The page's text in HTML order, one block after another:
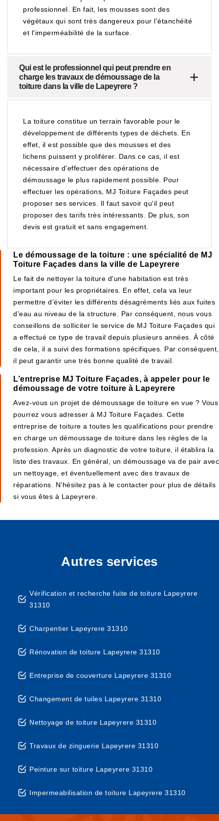
professionnel. En fait, les mousses sont des
végétaux qui sont très dangereux pour l'étanchéité
et l'imperméabilité de la surface.
Qui est le professionnel qui peut prendre en
charge les travaux de démoussage de la
toiture dans la ville de Lapeyrere ?
La toiture constitue un terrain favorable pour le
développement de différents types de déchets. En
effet, il est possible que des mousses et des
lichens puissent y proliférer. Dans ce cas, il est
nécessaire d'effectuer des opérations de
démoussage le plus rapidement possible. Pour
effectuer les opérations, MJ Toiture Façades peut
proposer ses services. Il faut savoir qu'il peut
proposer des tarifs très intéressants. De plus, son
devis est gratuit et sans engagement.
Le démoussage de la toiture : une spécialité de MJ
Toiture Façades dans la ville de Lapeyrere
Le fait de nettoyer la toiture d'une habitation est très
important pour les propriétaires. En effet, cela va leur
permettre d'éviter les différents désagréments liés aux fuites
d'eau au niveau de la structure. Par conséquent, nous vous
conseillons de solliciter le service de MJ Toiture Façades qui
a effectué ce type de travail depuis plusieurs années. À côté
de cela, il a suivi des formations spécifiques. Par conséquent,
il peut garantir une très bonne qualité de travail.
L’entreprise MJ Toiture Façades, à appeler pour le
démoussage de votre toiture à Lapeyrere
Avez-vous un projet de démoussage de toiture en vue ? Vous
pourrez vous adresser à MJ Toiture Façades. Cette
entreprise de toiture a toutes les qualifications pour prendre
en charge un démoussage de toiture dans les règles de la
profession. Après un diagnostic de votre toiture, il établira la
liste des travaux. En général, un démoussage va de pair avec
un nettoyage, et éventuellement avec des travaux de
réparations. N’hésitez pas à le contacter pour plus de détails
si vous êtes à Lapeyrere.
Autres services
Vérification et recherche fuite de toiture Lapeyrere
31310
Charpentier Lapeyrere 31310
Rénovation de toiture Lapeyrere 31310
Entreprise de couverture Lapeyrere 31310
Changement de tuiles Lapeyrere 31310
Nettoyage de toiture Lapeyrere 31310
Travaux de zinguerie Lapeyrere 31310
Peinture sur toiture Lapeyrere 31310
Impermeabilisation de toiture Lapeyrere 31310